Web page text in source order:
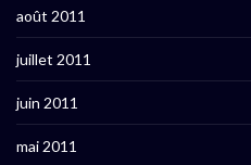
août 2011
juillet 2011
juin 2011
mai 2011